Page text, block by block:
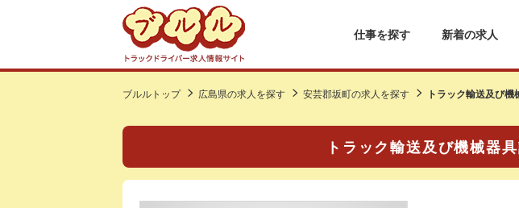
仕事を探す 新着の求人
ブルルトップ 広島県の求人を探す 安芸郡坂町の求人を探す トラック輸送及び
トラック輸送及び機械器